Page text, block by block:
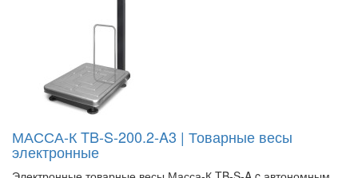
МАССА-К TB-S-200.2-A3 | Товарные весы
электронные